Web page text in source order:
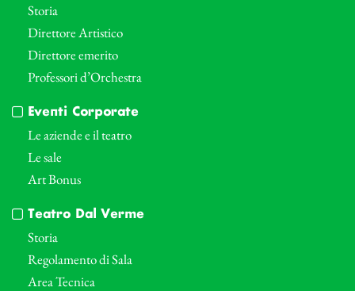
Storia
Direttore Artistico
Direttore emerito
Professori d’Orchestra
Eventi Corporate
Le aziende e il teatro
Le sale
Art Bonus
Teatro Dal Verme
Storia
Regolamento di Sala
Area Tecnica